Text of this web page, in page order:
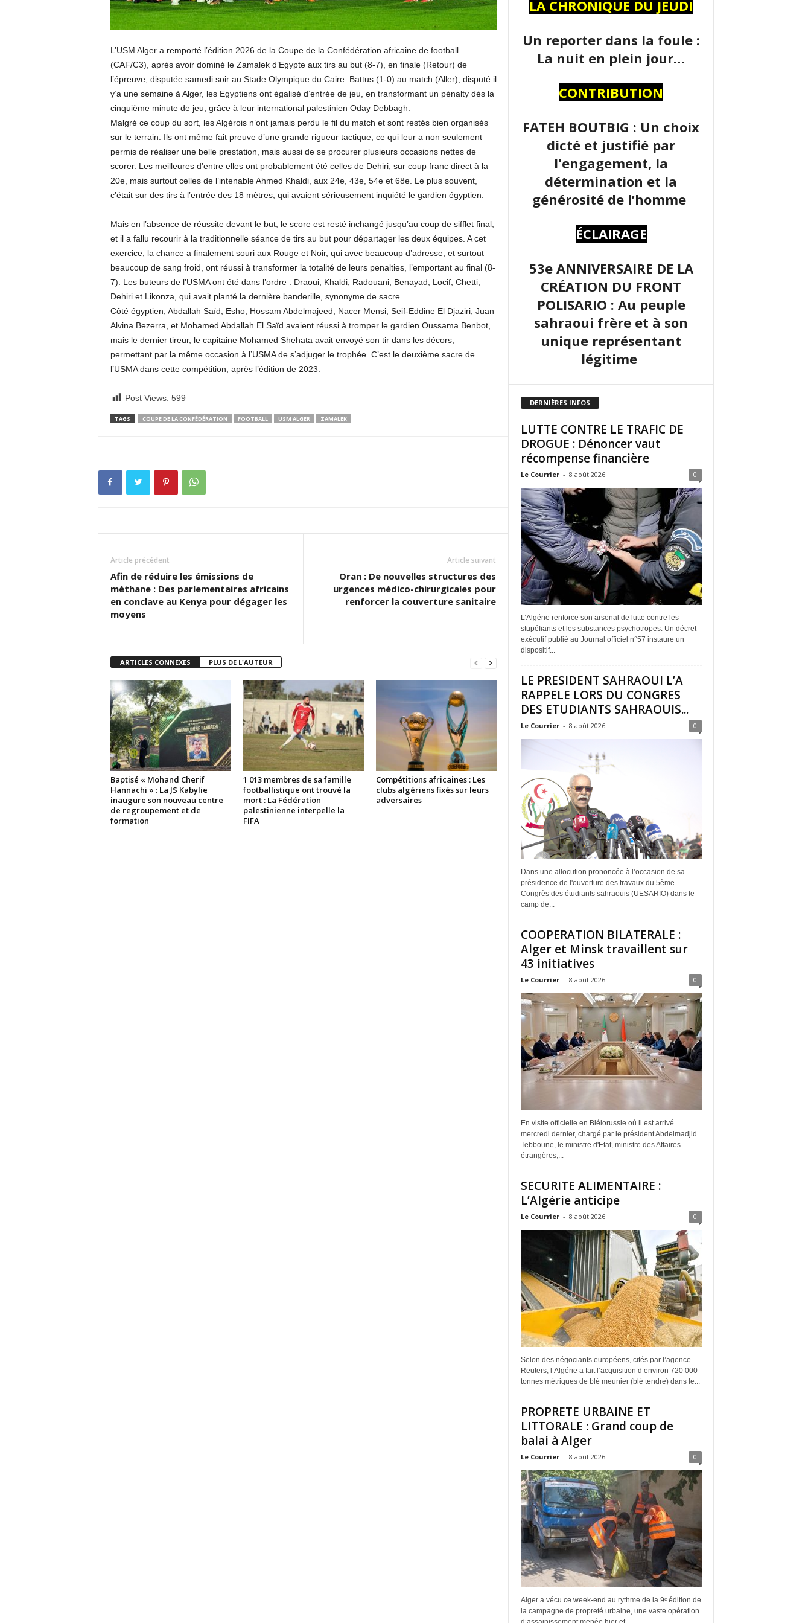
L’USM Alger a remporté l’édition 2026 de la Coupe de la Confédération africaine de football
(CAF/C3), après avoir dominé le Zamalek d’Egypte aux tirs au but (8-7), en finale (Retour) de
l’épreuve, disputée samedi soir au Stade Olympique du Caire. Battus (1-0) au match (Aller), disputé il
y’a une semaine à Alger, les Egyptiens ont égalisé d’entrée de jeu, en transformant un pénalty dès la
cinquième minute de jeu, grâce à leur international palestinien Oday Debbagh.
Malgré ce coup du sort, les Algérois n’ont jamais perdu le fil du match et sont restés bien organisés
sur le terrain. Ils ont même fait preuve d’une grande rigueur tactique, ce qui leur a non seulement
permis de réaliser une belle prestation, mais aussi de se procurer plusieurs occasions nettes de
scorer. Les meilleures d’entre elles ont probablement été celles de Dehiri, sur coup franc direct à la
20e, mais surtout celles de l’intenable Ahmed Khaldi, aux 24e, 43e, 54e et 68e. Le plus souvent,
c’était sur des tirs à l’entrée des 18 mètres, qui avaient sérieusement inquiété le gardien égyptien.
Mais en l’absence de réussite devant le but, le score est resté inchangé jusqu’au coup de sifflet final,
et il a fallu recourir à la traditionnelle séance de tirs au but pour départager les deux équipes. A cet
exercice, la chance a finalement souri aux Rouge et Noir, qui avec beaucoup d’adresse, et surtout
beaucoup de sang froid, ont réussi à transformer la totalité de leurs penalties, l’emportant au final (8-
7). Les buteurs de l’USMA ont été dans l’ordre : Draoui, Khaldi, Radouani, Benayad, Locif, Chetti,
Dehiri et Likonza, qui avait planté la dernière banderille, synonyme de sacre.
Côté égyptien, Abdallah Saïd, Esho, Hossam Abdelmajeed, Nacer Mensi, Seif-Eddine El Djaziri, Juan
Alvina Bezerra, et Mohamed Abdallah El Saïd avaient réussi à tromper le gardien Oussama Benbot,
mais le dernier tireur, le capitaine Mohamed Shehata avait envoyé son tir dans les décors,
permettant par la même occasion à l’USMA de s’adjuger le trophée. C’est le deuxième sacre de
l’USMA dans cette compétition, après l’édition de 2023.
Post Views: 599
TAGS COUPE DE LA CONFÉDÉRATION FOOTBALL USM ALGER ZAMALEK
Article précédent
Afin de réduire les émissions de
méthane : Des parlementaires africains
en conclave au Kenya pour dégager les
moyens
Article suivant
Oran : De nouvelles structures des
urgences médico-chirurgicales pour
renforcer la couverture sanitaire
ARTICLES CONNEXES PLUS DE L'AUTEUR
Baptisé « Mohand Cherif
Hannachi » : La JS Kabylie
inaugure son nouveau centre
de regroupement et de
formation
1 013 membres de sa famille
footballistique ont trouvé la
mort : La Fédération
palestinienne interpelle la
FIFA
Compétitions africaines : Les
clubs algériens fixés sur leurs
adversaires
LA CHRONIQUE DU JEUDI
Un reporter dans la foule :
La nuit en plein jour…
CONTRIBUTION
FATEH BOUTBIG : Un choix
dicté et justifié par
l'engagement, la
détermination et la
générosité de l’homme
ÉCLAIRAGE
53e ANNIVERSAIRE DE LA
CRÉATION DU FRONT
POLISARIO : Au peuple
sahraoui frère et à son
unique représentant
légitime
DERNIÈRES INFOS
LUTTE CONTRE LE TRAFIC DE
DROGUE : Dénoncer vaut
récompense financière
Le Courrier - 8 août 2026 0
L’Algérie renforce son arsenal de lutte contre les
stupéfiants et les substances psychotropes. Un décret
exécutif publié au Journal officiel n°57 instaure un
dispositif...
LE PRESIDENT SAHRAOUI L’A
RAPPELE LORS DU CONGRES
DES ETUDIANTS SAHRAOUIS...
Le Courrier - 8 août 2026 0
Dans une allocution prononcée à l’occasion de sa
présidence de l'ouverture des travaux du 5ème
Congrès des étudiants sahraouis (UESARIO) dans le
camp de...
COOPERATION BILATERALE :
Alger et Minsk travaillent sur
43 initiatives
Le Courrier - 8 août 2026 0
En visite officielle en Biélorussie où il est arrivé
mercredi dernier, chargé par le président Abdelmadjid
Tebboune, le ministre d'Etat, ministre des Affaires
étrangères,...
SECURITE ALIMENTAIRE :
L’Algérie anticipe
Le Courrier - 8 août 2026 0
Selon des négociants européens, cités par l’agence
Reuters, l’Algérie a fait l’acquisition d’environ 720 000
tonnes métriques de blé meunier (blé tendre) dans le...
PROPRETE URBAINE ET
LITTORALE : Grand coup de
balai à Alger
Le Courrier - 8 août 2026 0
Alger a vécu ce week-end au rythme de la 9ᵉ édition de
la campagne de propreté urbaine, une vaste opération